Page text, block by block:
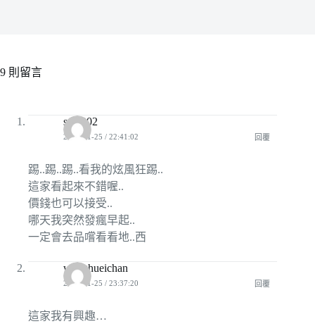
9 則留言
szi0202
2009-11-25 / 22:41:02 回覆
踢..踢..踢..看我的炫風狂踢..
這家看起來不錯喔..
價錢也可以接受..
哪天我突然發瘋早起..
一定會去品嚐看看地..西
wanghueichan
2009-11-25 / 23:37:20 回覆
這家我有興趣…